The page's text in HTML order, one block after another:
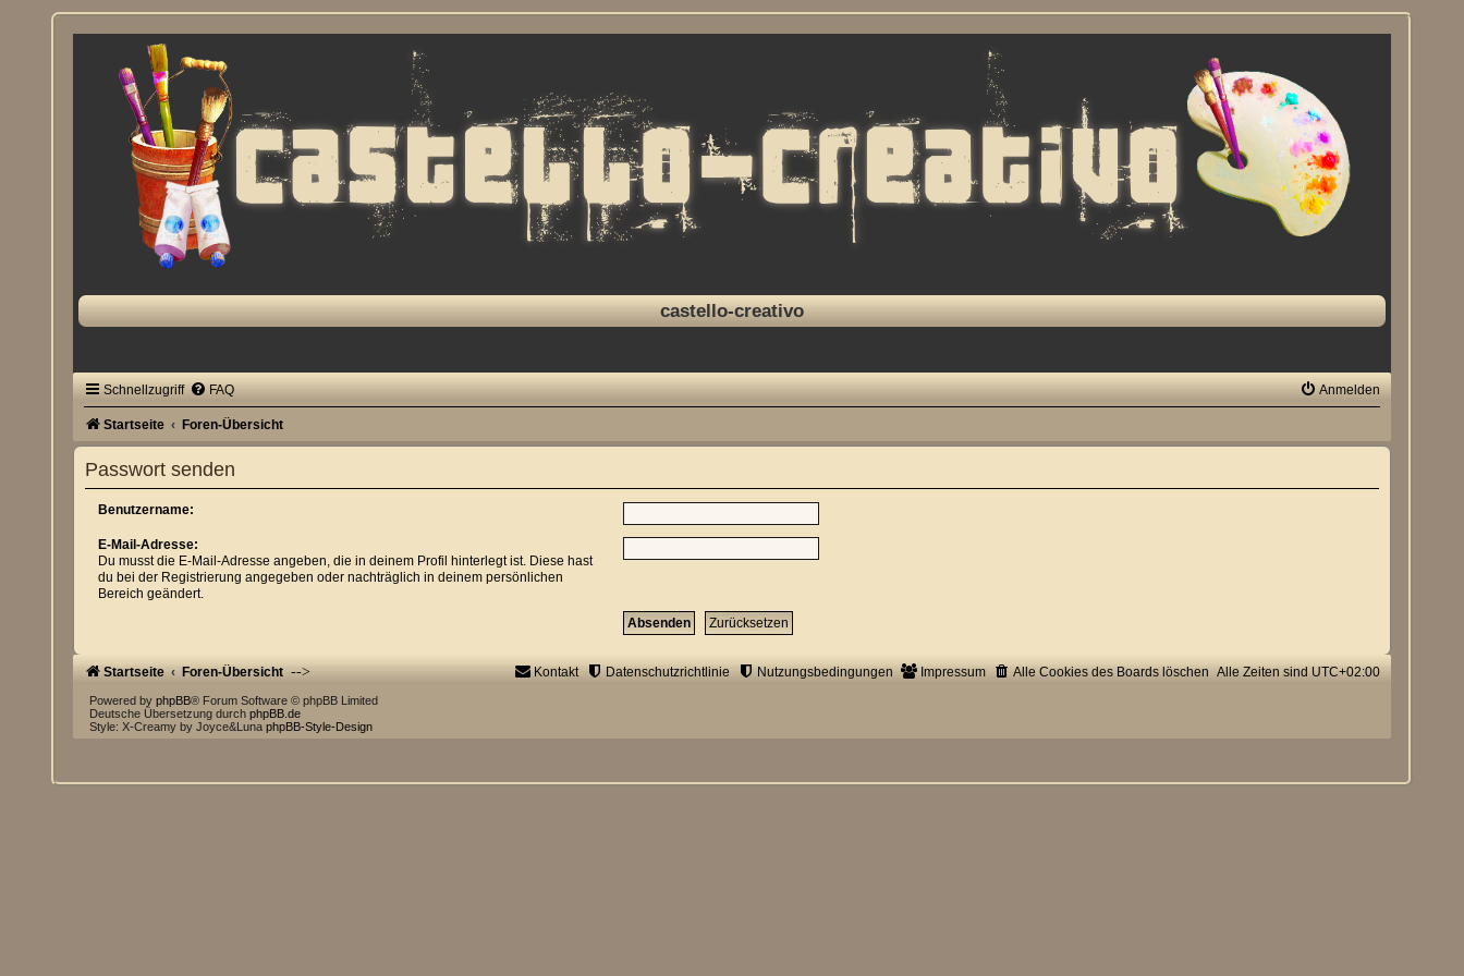
castello-creativo
Schnellzugriff FAQ Anmelden
Startseite Foren-Übersicht
Passwort senden
Benutzername:
E-Mail-Adresse:
Du musst die E-Mail-Adresse angeben, die in deinem Profil hinterlegt ist. Diese hast
du bei der Registrierung angegeben oder nachträglich in deinem persönlichen
Bereich geändert.
Startseite Foren-Übersicht --> Alle Zeiten sind UTC+02:00
Alle Cookies des Boards löschen
Impressum
Nutzungsbedingungen
Datenschutzrichtlinie
Kontakt
Powered byphpBB® Forum Software © phpBB Limited
Deutsche Übersetzung durchphpBB.de
Style: X-Creamy by Joyce&LunaphpBB-Style-Design